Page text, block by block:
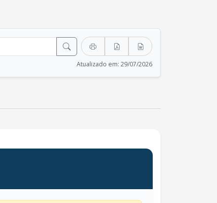
Atualizado em: 29/07/2026